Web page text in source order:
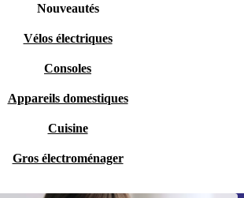
Nouveautés
Vélos électriques
Consoles
Appareils domestiques
Cuisine
Gros électroménager